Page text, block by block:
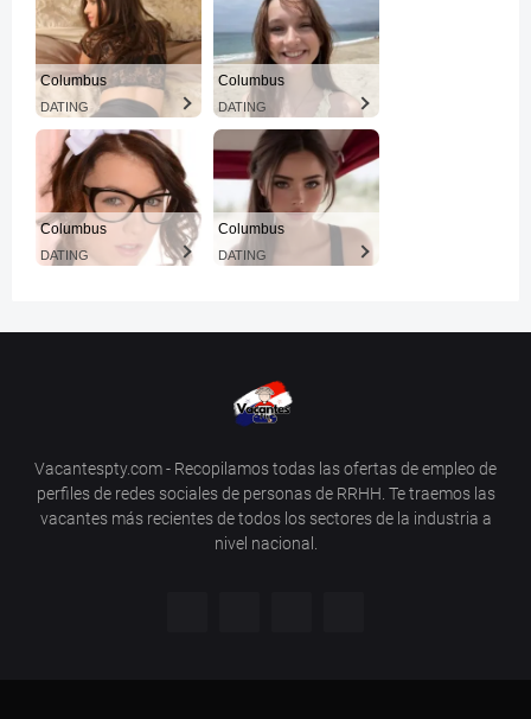
Columbus
DATING
Columbus
DATING
Columbus
DATING
Columbus
DATING
Vacantespty.com - Recopilamos todas las ofertas de empleo de
perfiles de redes sociales de personas de RRHH. Te traemos las
vacantes más recientes de todos los sectores de la industria a
nivel nacional.